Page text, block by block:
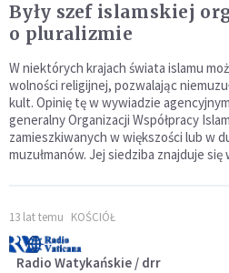
Były szef islamskiej
o pluralizmie
W niektórych krajach świata islamu
wolności religijnej, pozwalając
kult. Opinię tę w wywiadzie
generalny Organizacji Współpracy
zamieszkiwanych w większości lub w
muzułmanów. Jej siedziba znajduje się
13 lat temu KOŚCIÓŁ
Radio Watykańskie / drr